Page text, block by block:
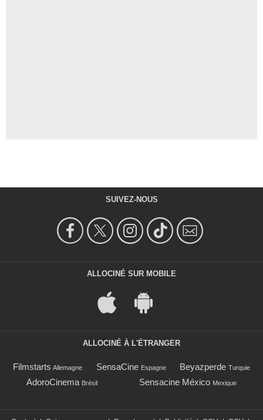
SUIVEZ-NOUS
ALLOCINÉ SUR MOBILE
ALLOCINÉ À L'ÉTRANGER
Filmstarts Allemagne SensaCine Espagne Beyazperde Turquie
AdoroCinema Brésil Sensacine México Mexique